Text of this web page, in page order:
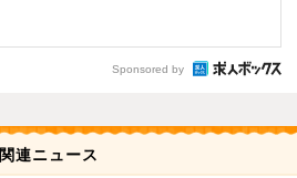
Sponsored by
関連ニュース